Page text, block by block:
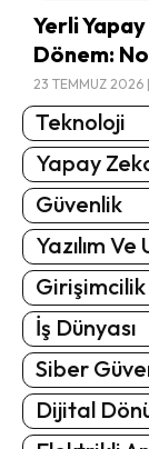
Yerli
Dönem:
23 TEMMUZ 2026 |
Teknoloji
Yapay
Güvenlik
Yazılım
Girişimcilik
İş Dünyası
Siber
Dijital